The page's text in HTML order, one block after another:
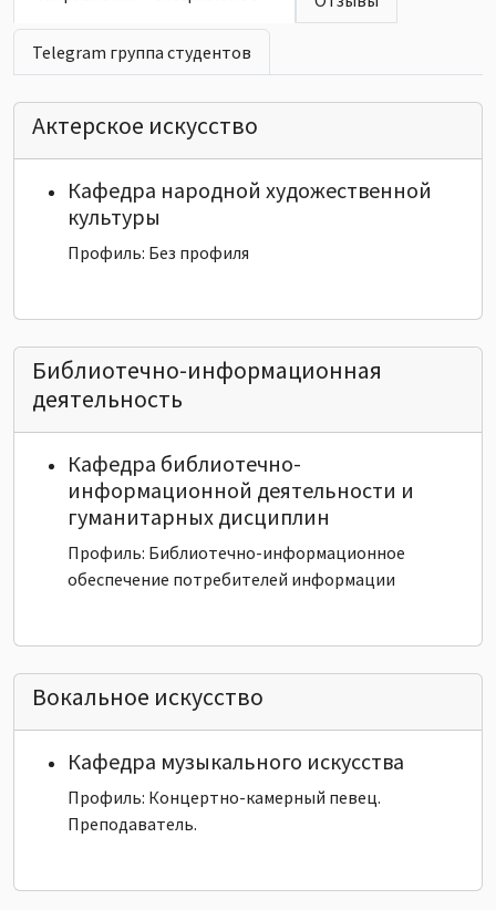
Telegram группа студентов
Актерское искусство
Кафедра народной художественной
культуры
Профиль: Без профиля
Библиотечно-информационная
деятельность
Кафедра библиотечно-
информационной деятельности и
гуманитарных дисциплин
Профиль: Библиотечно-информационное
обеспечение потребителей информации
Вокальное искусство
Кафедра музыкального искусства
Профиль: Концертно-камерный певец.
Преподаватель.